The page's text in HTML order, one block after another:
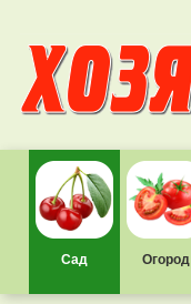
Сад Огород